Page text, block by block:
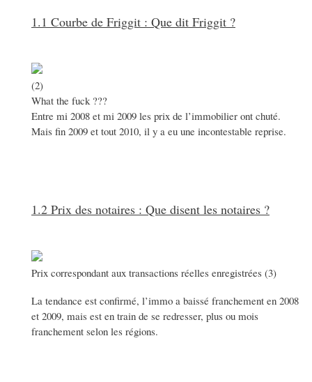
1.1 Courbe de Friggit : Que dit Friggit ?
(2)
What the fuck ???
Entre mi 2008 et mi 2009 les prix de l’immobilier ont chuté.
Mais fin 2009 et tout 2010, il y a eu une incontestable reprise.
1.2 Prix des notaires : Que disent les notaires ?
Prix correspondant aux transactions réelles enregistrées (3)
La tendance est confirmé, l’immo a baissé franchement en 2008
et 2009, mais est en train de se redresser, plus ou mois
franchement selon les régions.